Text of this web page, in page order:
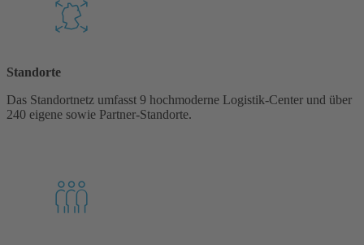
Standorte
Das Standortnetz umfasst 9 hochmoderne Logistik-Center und über
240 eigene sowie Partner-Standorte.